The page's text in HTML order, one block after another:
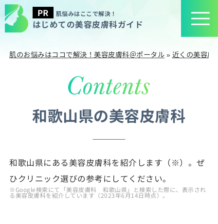
肌悩みはここで解決！
はじめての美容皮膚科ガイド
肌のお悩みはココで解決！美容皮膚科＠ポータル»近くの美容皮
和歌山県の美容皮膚科
和歌山県にある美容皮膚科を紹介します（※）。ぜ
ひクリニック選びの参考にしてください。
※Google検索にて「美容皮膚科 和歌山県」と検索した際に、表示され
る美容皮膚科を紹介しています（2023年6月14日時点）。